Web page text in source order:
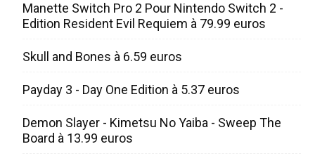
Manette Switch Pro 2 Pour Nintendo Switch 2 -
Edition Resident Evil Requiem à 79.99 euros
Skull and Bones à 6.59 euros
Payday 3 - Day One Edition à 5.37 euros
Demon Slayer - Kimetsu No Yaiba - Sweep The
Board à 13.99 euros